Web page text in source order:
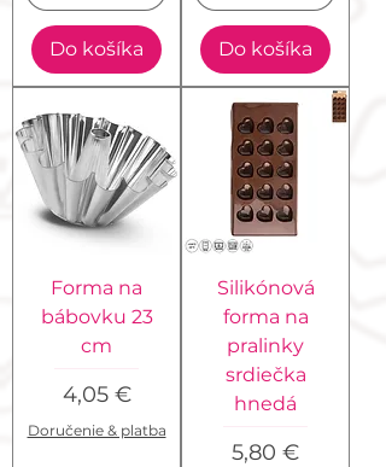
Do košíka Do košíka
Forma na
bábovku 23
cm
Cena
4,05 €
Doručenie & platba
Silikónová
forma na
pralinky
srdiečka
hnedá
Cena
5,80 €